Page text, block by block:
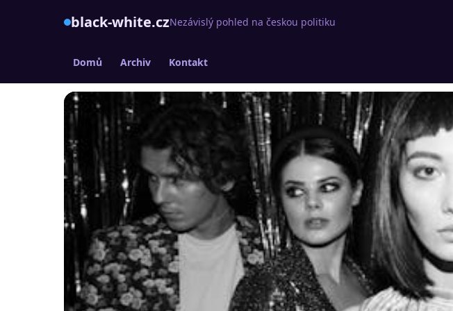
black-white.czNezávislý pohled na českou politiku
Domů Archiv Kontakt